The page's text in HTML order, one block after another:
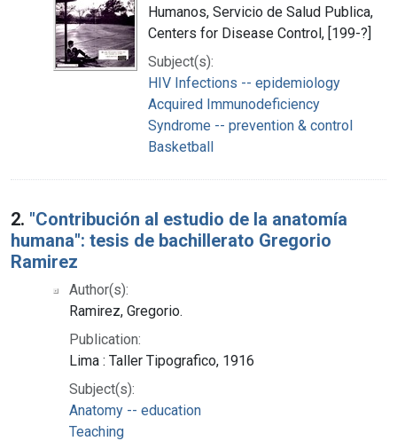
Humanos, Servicio de Salud Publica,
Centers for Disease Control, [199-?]
Subject(s):
HIV Infections -- epidemiology
Acquired Immunodeficiency
Syndrome -- prevention & control
Basketball
2. "Contribución al estudio de la anatomía
humana": tesis de bachillerato Gregorio
Ramirez
Author(s):
Ramirez, Gregorio.
Publication:
Lima : Taller Tipografico, 1916
Subject(s):
Anatomy -- education
Teaching